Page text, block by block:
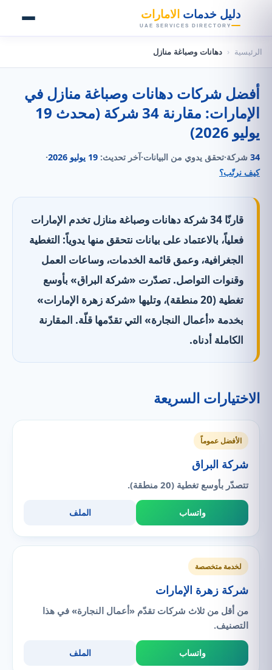
دليل خدمات الامارات
UAE SERVICES DIRECTORY
الرئيسية ‹ دهانات وصباغة منازل
أفضل شركات دهانات وصباغة منازل في
الإمارات: مقارنة 34 شركة (محدث 19
يوليو 2026)
34 شركة·تحقق يدوي من البيانات·آخر تحديث: 19 يوليو 2026
·
كيف نرتّب؟
قارنّا 34 شركة دهانات وصباغة منازل تخدم الإمارات
فعلياً، بالاعتماد على بيانات نتحقق منها يدوياً: التغطية
الجغرافية، وعمق قائمة الخدمات، وساعات العمل
وقنوات التواصل. تصدّرت «شركة البراق» بأوسع
تغطية (20 منطقة)، وتليها «شركة زهرة الإمارات»
بخدمة «أعمال النجارة» التي تقدّمها قلّة. المقارنة
الكاملة أدناه.
الاختيارات السريعة
الأفضل عموماً
شركة البراق
تتصدّر بأوسع تغطية (20 منطقة).
واتساب الملف
لخدمة متخصصة
شركة زهرة الإمارات
من أقل من ثلاث شركات تقدّم «أعمال النجارة» في هذا
التصنيف.
واتساب الملف